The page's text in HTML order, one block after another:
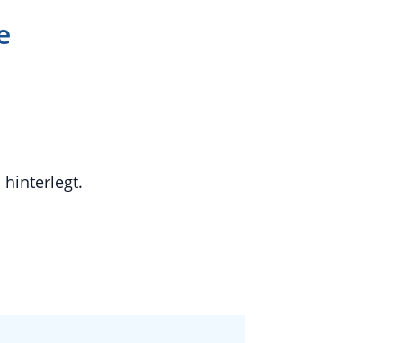
hinterlegt.